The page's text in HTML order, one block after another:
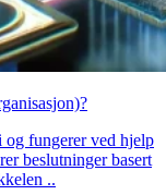
fungerer ved hjelp
beslutninger basert
..